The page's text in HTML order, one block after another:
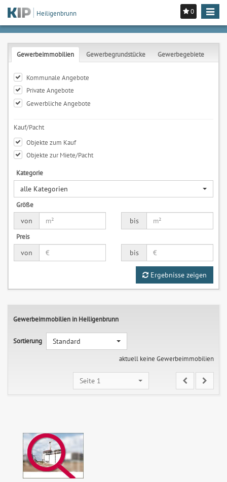
0
Toggle
Heiligenbrunn
Gewerbeimmobilien Gewerbegrundstücke Gewerbegebiete
Kommunale Angebote
Private Angebote
Gewerbliche Angebote
Kauf/Pacht
Objekte zum Kauf
Objekte zur Miete/Pacht
Kategorie
alle Kategorien
Größe
von
bis
Preis
von
bis
Ergebnisse zeigen
Gewerbeimmobilien in Heiligenbrunn
Sortierung
Standard
aktuell keine Gewerbeimmobilien
Seite 1